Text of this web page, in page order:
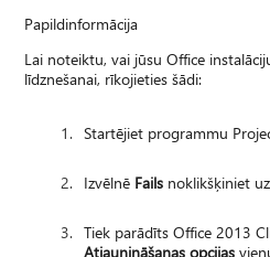
Papildinformācija
Lai noteiktu, vai jūsu Office
līdznešanai, rīkojieties šādi:
Startējiet programmu
Izvēlnē Fails noklikšķiniet uz
Tiek parādīts Office 2013
Atjaunināšanas opcijas